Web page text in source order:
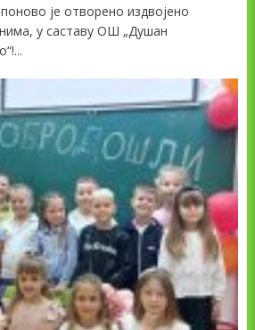
је отворено издвојено
у саставу ОШ „Душан